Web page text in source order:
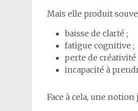
Mais elle produit
baisse de clarté ;
fatigue cognitive ;
perte de créativité
incapacité à
Face à cela, une